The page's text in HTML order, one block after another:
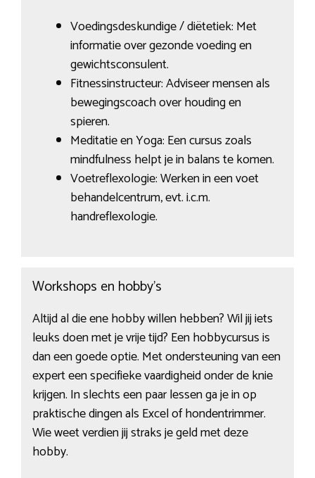
Voedingsdeskundige / diëtetiek: Met
informatie over gezonde voeding en
gewichtsconsulent.
Fitnessinstructeur: Adviseer mensen als
bewegingscoach over houding en
spieren.
Meditatie en Yoga: Een cursus zoals
mindfulness helpt je in balans te komen.
Voetreflexologie: Werken in een voet
behandelcentrum, evt. i.c.m.
handreflexologie.
Workshops en hobby’s
Altijd al die ene hobby willen hebben? Wil jij iets
leuks doen met je vrije tijd? Een hobbycursus is
dan een goede optie. Met ondersteuning van een
expert een specifieke vaardigheid onder de knie
krijgen. In slechts een paar lessen ga je in op
praktische dingen als Excel of hondentrimmer.
Wie weet verdien jij straks je geld met deze
hobby.